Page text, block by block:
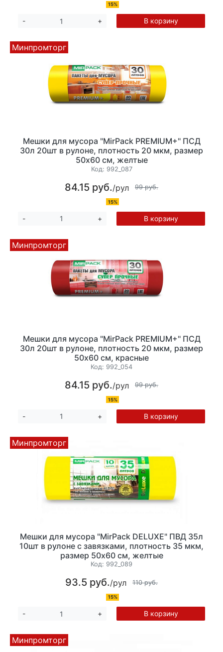
15%
- + В корзину
Минпромторг
Мешки для мусора "MirPack PREMIUM+" ПСД
30л 20шт в рулоне, плотность 20 мкм, размер
50х60 см, желтые
Код: 992_087
84.15 руб./рул 99 руб.
15%
- + В корзину
Минпромторг
Мешки для мусора "MirPack PREMIUM+" ПСД
30л 20шт в рулоне, плотность 20 мкм, размер
50х60 см, красные
Код: 992_054
84.15 руб./рул 99 руб.
15%
- + В корзину
Минпромторг
Мешки для мусора "MirPack DELUXE" ПВД 35л
10шт в рулоне с завязками, плотность 35 мкм,
размер 50х60 см, желтые
Код: 992_089
93.5 руб./рул 110 руб.
15%
- + В корзину
Минпромторг